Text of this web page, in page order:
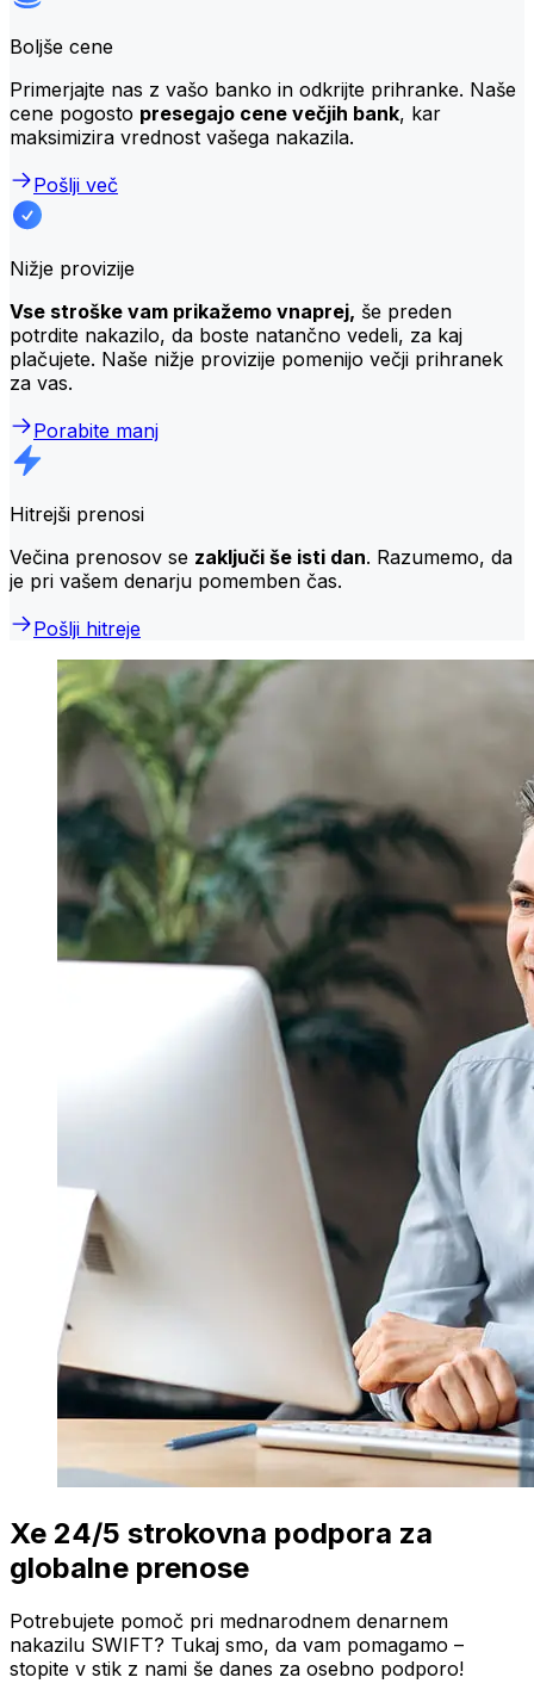
Boljše cene
Primerjajte nas z vašo banko in odkrijte prihranke. Naše
cene pogosto presegajo cene večjih bank, kar
maksimizira vrednost vašega nakazila.
Pošlji več
Nižje provizije
Vse stroške vam prikažemo vnaprej, še preden
potrdite nakazilo, da boste natančno vedeli, za kaj
plačujete. Naše nižje provizije pomenijo večji prihranek
za vas.
Porabite manj
Hitrejši prenosi
Večina prenosov se zaključi še isti dan. Razumemo, da
je pri vašem denarju pomemben čas.
Pošlji hitreje
Xe 24/5 strokovna podpora za
globalne prenose
Potrebujete pomoč pri mednarodnem denarnem
nakazilu SWIFT? Tukaj smo, da vam pomagamo –
stopite v stik z nami še danes za osebno podporo!